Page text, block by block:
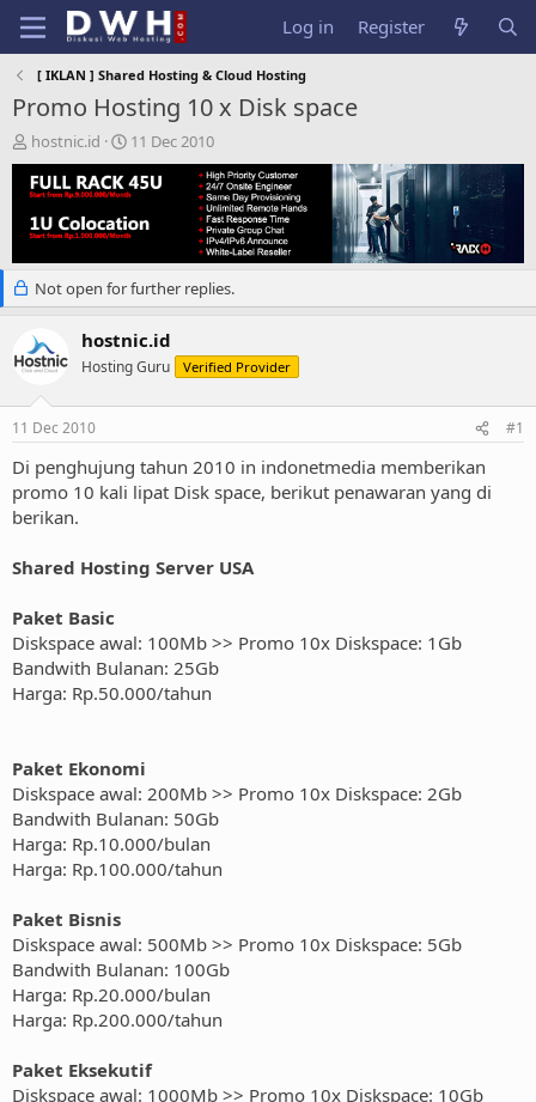
Log in Register
[ IKLAN ] Shared Hosting & Cloud Hosting
Promo Hosting 10 x Disk space
T
h
r
e
a
s
a
r
t
e
r
hostnic.id
S
t
a
r
t
a
t
e
11 Dec 2010
Not open for further replies.
hostnic.id
Hosting Guru Verified Provider
11 Dec 2010 #1
Di penghujung tahun 2010 in indonetmedia memberikan
promo 10 kali lipat Disk space, berikut penawaran yang di
berikan.
Shared Hosting Server USA
Paket Basic
Diskspace awal: 100Mb >> Promo 10x Diskspace: 1Gb
Bandwith Bulanan: 25Gb
Harga: Rp.50.000/tahun
Paket Ekonomi
Diskspace awal: 200Mb >> Promo 10x Diskspace: 2Gb
Bandwith Bulanan: 50Gb
Harga: Rp.10.000/bulan
Harga: Rp.100.000/tahun
Paket Bisnis
Diskspace awal: 500Mb >> Promo 10x Diskspace: 5Gb
Bandwith Bulanan: 100Gb
Harga: Rp.20.000/bulan
Harga: Rp.200.000/tahun
Paket Eksekutif
Diskspace awal: 1000Mb >> Promo 10x Diskspace: 10Gb